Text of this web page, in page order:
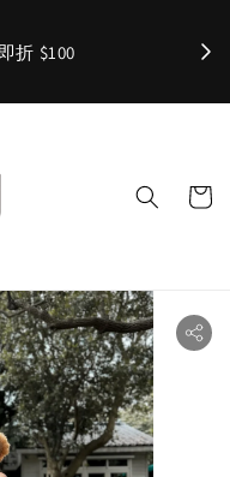
折 $100 ✨